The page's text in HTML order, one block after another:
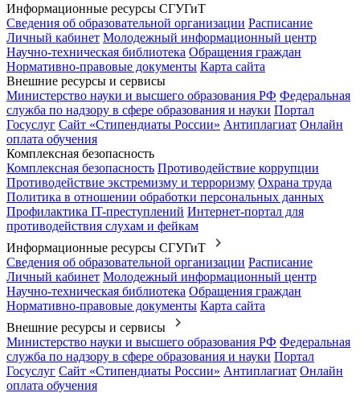
Информационные ресурсы СГУГиТ
Сведения об образовательной организации Расписание
Личный кабинет Молодежный информационный центр
Научно-техническая библиотека Обращения граждан
Нормативно-правовые документы Карта сайта
Внешние ресурсы и сервисы
Министерство науки и высшего образования РФ Федеральная
служба по надзору в сфере образования и науки Портал
Госуслуг Сайт «Стипендиаты России» Антиплагиат Онлайн
оплата обучения
Комплексная безопасность
Комплексная безопасность Противодействие коррупции
Противодействие экстремизму и терроризму Охрана труда
Политика в отношении обработки персональных данных
Профилактика IT-преступлений Интернет-портал для
противодействия слухам и фейкам
Информационные ресурсы СГУГиТ
Сведения об образовательной организации Расписание
Личный кабинет Молодежный информационный центр
Научно-техническая библиотека Обращения граждан
Нормативно-правовые документы Карта сайта
Внешние ресурсы и сервисы
Министерство науки и высшего образования РФ Федеральная
служба по надзору в сфере образования и науки Портал
Госуслуг Сайт «Стипендиаты России» Антиплагиат Онлайн
оплата обучения